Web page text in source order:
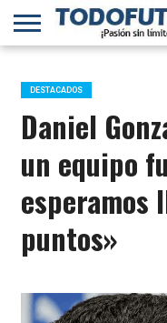
PRIMERA
B
SELECCIÓN
CHILENA
CHILENOS
EN EL
MUNDO
FÚTBOL
INTERNACIONAL
DESTACADOS
Daniel
un equipo
esperamos
puntos»